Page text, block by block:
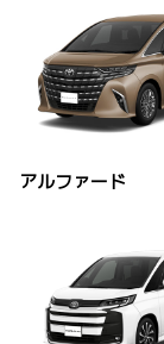
アルファード